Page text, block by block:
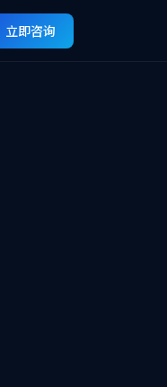
立即咨询